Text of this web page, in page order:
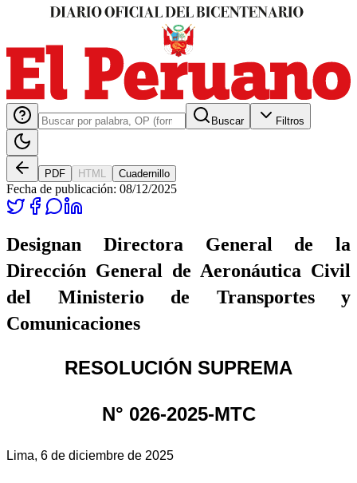
Buscar Filtros
PDF HTML Cuadernillo
Fecha de publicación: 08/12/2025
Designan Directora General de la
Dirección General de Aeronáutica Civil
del Ministerio de Transportes y
Comunicaciones
RESOLUCIÓN SUPREMA
N° 026-2025-MTC
Lima, 6 de diciembre de 2025